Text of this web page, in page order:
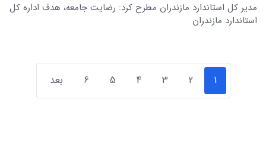
مدیر کل استاندارد مازندران مطرح کرد: رضایت جامعه، هدف اداره کل
استاندارد مازندران
1
2
3
4
5
6 بعد